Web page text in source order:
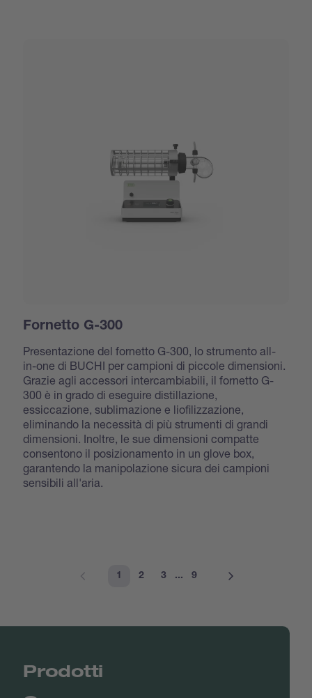
Fornetto G-300
Presentazione del fornetto G-300, lo strumento all-
in-one di BUCHI per campioni di piccole dimensioni.
Grazie agli accessori intercambiabili, il fornetto G-
300 è in grado di eseguire distillazione,
essiccazione, sublimazione e liofilizzazione,
eliminando la necessità di più strumenti di grandi
dimensioni. Inoltre, le sue dimensioni compatte
consentono il posizionamento in un glove box,
garantendo la manipolazione sicura dei campioni
sensibili all'aria.
1 2 3 ... 9
Prodotti